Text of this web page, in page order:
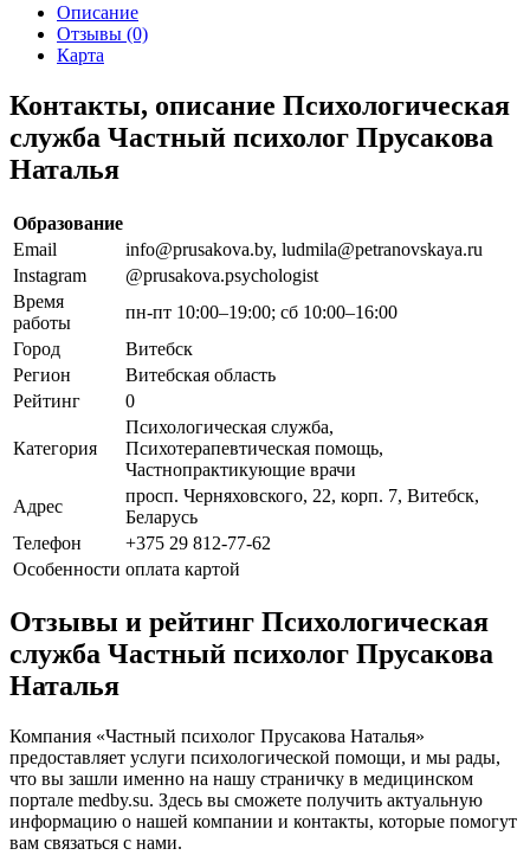
Описание
Отзывы (0)
Карта
Контакты, описание Психологическая
служба Частный психолог Прусакова
Наталья
Образование
Email
info@prusakova.by, ludmila@petranovskaya.ru
Instagram
@prusakova.psychologist
Время
работы
пн-пт 10:00–19:00; сб 10:00–16:00
Город
Витебск
Регион
Витебская область
Рейтинг
0
Категория
Психологическая служба,
Психотерапевтическая помощь,
Частнопрактикующие врачи
Адрес
просп. Черняховского, 22, корп. 7, Витебск,
Беларусь
Телефон
+375 29 812-77-62
Особенности оплата картой
Отзывы и рейтинг Психологическая
служба Частный психолог Прусакова
Наталья
Компания «Частный психолог Прусакова Наталья»
предоставляет услуги психологической помощи, и мы рады,
что вы зашли именно на нашу страничку в медицинском
портале medby.su. Здесь вы сможете получить актуальную
информацию о нашей компании и контакты, которые помогут
вам связаться с нами.